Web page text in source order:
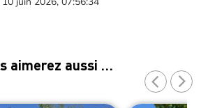
aimerez aussi …